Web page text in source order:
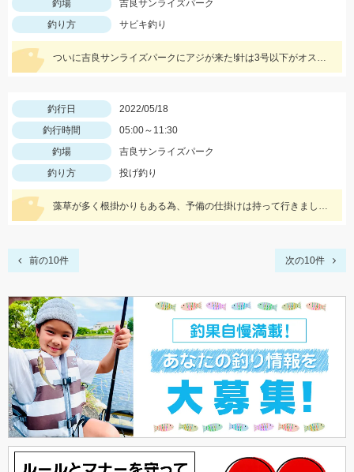
釣場
吉良サンライズパーク
釣り方
サビキ釣り
ついに吉良サンライズパークにアジが来た!針は3号以下がオススメ!サバは大漁!小型のメタルジグでも楽しめます♪
釣行日
2022/05/18
釣行時間
05:00～11:30
釣場
吉良サンライズパーク
釣り方
投げ釣り
藻草が多く根掛かりもある為、予備の仕掛けは持って行きましょう。エサは石ゴカイを使用しました。
前の10件 次の10件